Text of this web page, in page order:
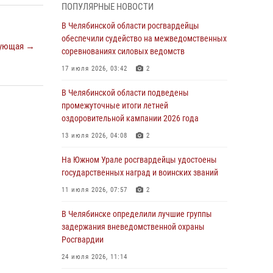
→
В Магнитогорске сотрудники Росгвардии
задержали рецидивиста за хищение алкоголя
из супермаркета
05 августа 2026, 06:06
На Южном Урале спецназ Росгвардии провел
военно-полевые сборы для кадетов
04 августа 2026, 10:03 1
воров в Челябинске
04 августа 2026, 10:00
задержали подозреваемого в совершении
убийства
03 августа 2026, 11:41
ПОПУЛЯРНЫЕ НОВОСТИ
В Челябинской области росгвардейцы
обеспечили судейство на межведомственных
соревнованиях силовых ведомств
17 июля 2026, 03:42 2
В Челябинской области подведены
промежуточные итоги летней
оздоровительной кампании 2026 года
13 июля 2026, 04:08 2
На Южном Урале росгвардейцы удостоены
государственных наград и воинских званий
11 июля 2026, 07:57 2
В Челябинске определили лучшие группы
задержания вневедомственной охраны
Росгвардии
24 июля 2026, 11:14